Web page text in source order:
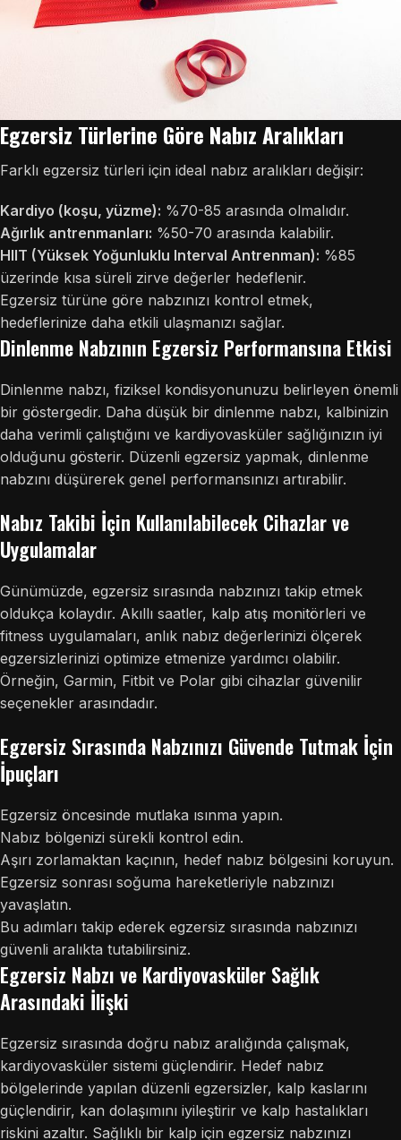
Egzersiz Türlerine Göre Nabız Aralıkları
Farklı egzersiz türleri için ideal nabız aralıkları değişir:
Kardiyo (koşu, yüzme): %70-85 arasında olmalıdır.
Ağırlık antrenmanları: %50-70 arasında kalabilir.
HIIT (Yüksek Yoğunluklu Interval Antrenman): %85
üzerinde kısa süreli zirve değerler hedeflenir.
Egzersiz türüne göre nabzınızı kontrol etmek,
hedeflerinize daha etkili ulaşmanızı sağlar.
Dinlenme Nabzının Egzersiz Performansına Etkisi
Dinlenme nabzı, fiziksel kondisyonunuzu belirleyen önemli
bir göstergedir. Daha düşük bir dinlenme nabzı, kalbinizin
daha verimli çalıştığını ve kardiyovasküler sağlığınızın iyi
olduğunu gösterir. Düzenli egzersiz yapmak, dinlenme
nabzını düşürerek genel performansınızı artırabilir.
Nabız Takibi İçin Kullanılabilecek Cihazlar ve
Uygulamalar
Günümüzde, egzersiz sırasında nabzınızı takip etmek
oldukça kolaydır. Akıllı saatler, kalp atış monitörleri ve
fitness uygulamaları, anlık nabız değerlerinizi ölçerek
egzersizlerinizi optimize etmenize yardımcı olabilir.
Örneğin, Garmin, Fitbit ve Polar gibi cihazlar güvenilir
seçenekler arasındadır.
Egzersiz Sırasında Nabzınızı Güvende Tutmak İçin
İpuçları
Egzersiz öncesinde mutlaka ısınma yapın.
Nabız bölgenizi sürekli kontrol edin.
Aşırı zorlamaktan kaçının, hedef nabız bölgesini koruyun.
Egzersiz sonrası soğuma hareketleriyle nabzınızı
yavaşlatın.
Bu adımları takip ederek egzersiz sırasında nabzınızı
güvenli aralıkta tutabilirsiniz.
Egzersiz Nabzı ve Kardiyovasküler Sağlık
Arasındaki İlişki
Egzersiz sırasında doğru nabız aralığında çalışmak,
kardiyovasküler sistemi güçlendirir. Hedef nabız
bölgelerinde yapılan düzenli egzersizler, kalp kaslarını
güçlendirir, kan dolaşımını iyileştirir ve kalp hastalıkları
riskini azaltır. Sağlıklı bir kalp için egzersiz nabzınızı